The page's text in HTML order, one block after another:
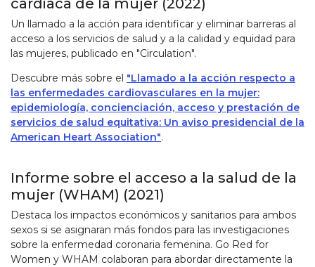
cardiaca de la mujer (2022)
Un llamado a la acción para identificar y eliminar barreras al
acceso a los servicios de salud y a la calidad y equidad para
las mujeres, publicado en "Circulation".
Descubre más sobre el "Llamado a la acción respecto a
las enfermedades cardiovasculares en la mujer:
epidemiología, concienciación, acceso y prestación de
servicios de salud equitativa: Un aviso presidencial de la
American Heart Association".
Informe sobre el acceso a la salud de la
mujer (WHAM) (2021)
Destaca los impactos económicos y sanitarios para ambos
sexos si se asignaran más fondos para las investigaciones
sobre la enfermedad coronaria femenina. Go Red for
Women y WHAM colaboran para abordar directamente la